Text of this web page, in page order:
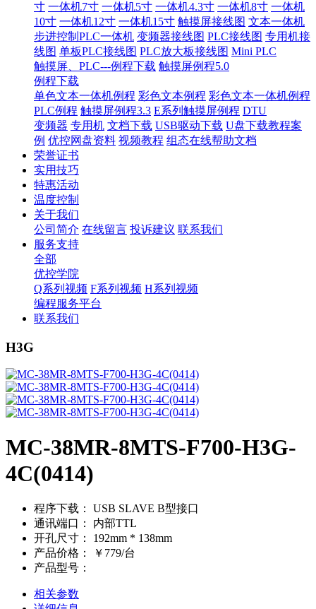
寸 一体机7寸 一体机5寸 一体机4.3寸 一体机8寸 一体机
10寸 一体机12寸 一体机15寸 触摸屏接线图 文本一体机
步进控制PLC一体机 变频器接线图 PLC接线图 专用机接
线图 单板PLC接线图 PLC放大板接线图 Mini PLC
触摸屏、PLC---例程下载 触摸屏例程5.0
例程下载
单色文本一体机例程 彩色文本例程 彩色文本一体机例程
PLC例程 触摸屏例程3.3 E系列触摸屏例程 DTU
变频器 专用机 文档下载 USB驱动下载 U盘下载教程案
例 优控网盘资料 视频教程 组态在线帮助文档
荣誉证书
实用技巧
特惠活动
温度控制
关于我们
公司简介 在线留言 投诉建议 联系我们
服务支持
全部
优控学院
Q系列视频 F系列视频 H系列视频
编程服务平台
联系我们
H3G
MC-38MR-8MTS-F700-H3G-
4C(0414)
程序下载：
USB SLAVE B型接口
通讯端口：
内部TTL
开孔尺寸：
192mm * 138mm
产品价格：
￥779/台
产品型号：
相关参数